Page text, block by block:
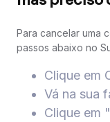
Para cancelar uma
passos abaixo no
Clique em
Vá na sua
Clique em